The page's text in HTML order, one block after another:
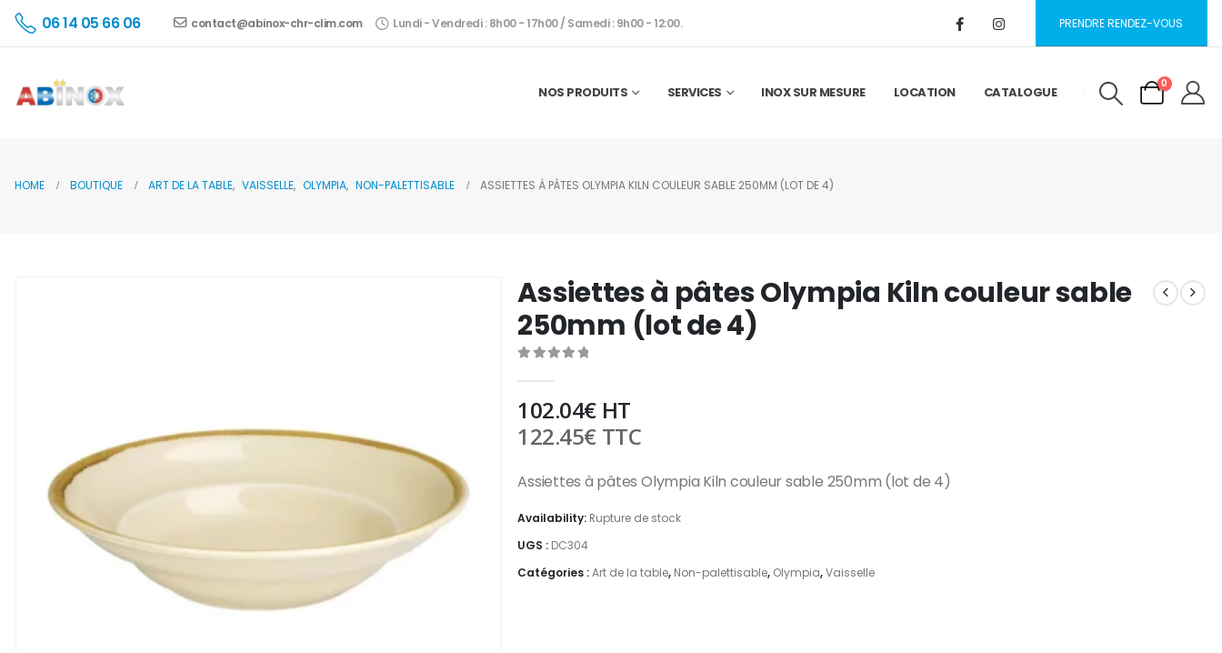
06 14 05 66 06 contact@abinox-chr-clim.com Lundi - Vendredi : 8h00 - 17h00 / Samedi : 9h00 - 12:00. PRENDRE RENDEZ-VOUS
NOS PRODUITS SERVICES INOX SUR MESURE LOCATION CATALOGUE
0
HOME BOUTIQUE ART DE LA TABLE, VAISSELLE, OLYMPIA, NON-PALETTISABLE ASSIETTES À PÂTES OLYMPIA KILN COULEUR SABLE 250MM (LOT DE 4)
Assiettes à pâtes Olympia Kiln couleur sable
250mm (lot de 4)
102.04€HT
122.45€TTC
Assiettes à pâtes Olympia Kiln couleur sable 250mm (lot de 4)
Availability: Rupture de stock
UGS : DC304
Catégories :Art de la table, Non-palettisable, Olympia,Vaisselle